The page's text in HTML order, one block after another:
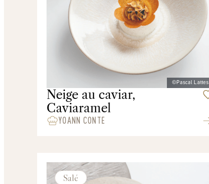
©Pascal Lattes
Neige au caviar,
Caviaramel
YOANN CONTE
Salé